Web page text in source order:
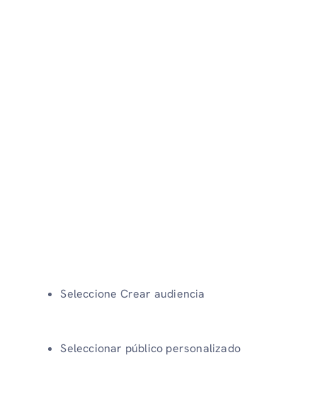
Seleccione Crear audiencia
Seleccionar público personalizado